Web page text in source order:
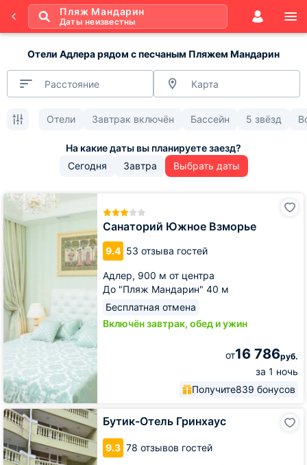
Пляж Мандарин
Даты неизвестны
Отели Адлера рядом с песчаным Пляжем Мандарин
Расстояние Карта
Отели Завтрак включён Бассейн 5 звёзд
Сегодня Завтра Выбрать даты
Санаторий Южное Взморье
9.4 53 отзыва гостей
Адлер, 900 м от центра
До "Пляж Мандарин" 40 м
Бесплатная отмена
Включён завтрак, обед и ужин
от16 786руб.
за 1 ночь
Получите839 бонусов
Санаторий
Южное
Взморье
Бутик-Отель Гринхаус
9.3 78 отзывов гостей
Бутик-
Отель
Гринхаус